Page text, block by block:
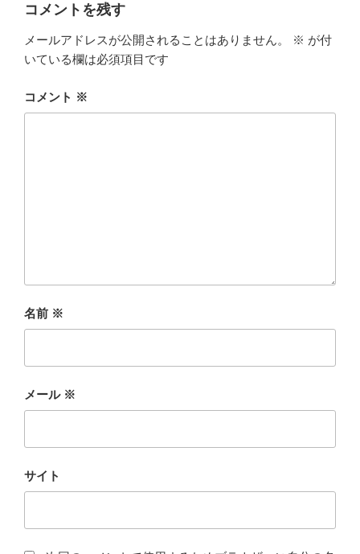
コメントを残す
メールアドレスが公開されることはありません。 ※ が付
いている欄は必須項目です
コメント ※
名前 ※
メール ※
サイト